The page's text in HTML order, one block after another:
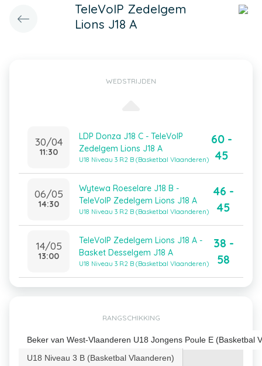
TeleVoIP Zedelgem
Lions J18 A
WEDSTRIJDEN
30/04
11:30
LDP Donza J18 C - TeleVoIP
Zedelgem Lions J18 A
U18 Niveau 3 R2 B (Basketbal Vlaanderen)
60 -
45
06/05
14:30
Wytewa Roeselare J18 B -
TeleVoIP Zedelgem Lions J18 A
U18 Niveau 3 R2 B (Basketbal Vlaanderen)
46 -
45
14/05
13:00
TeleVoIP Zedelgem Lions J18 A -
Basket Desselgem J18 A
U18 Niveau 3 R2 B (Basketbal Vlaanderen)
38 -
58
RANGSCHIKKING
Beker van West-Vlaanderen U18 Jongens Poule E (Basketbal
U18 Niveau 3 B (Basketbal Vlaanderen)